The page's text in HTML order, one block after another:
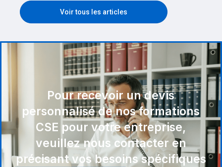
Voir tous les articles
Pour recevoir un devis
personnalisé de nos formations
CSE pour votre entreprise,
veuillez nous contacter en
précisant vos besoins spécifiques